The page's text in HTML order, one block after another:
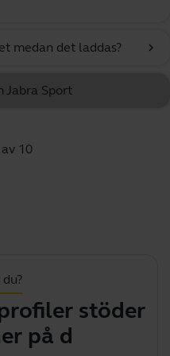
medan det laddas? chevron_right
Jabra Sport
10
stöder
på din